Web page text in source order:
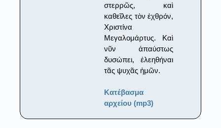
στερρῶς, καὶ
καθεῖλες τὸν ἐχθρόν,
Χριστίνα
Μεγαλομάρτυς. Καὶ
νῦν ἀπαύστως
δυσώπει, ἐλεηθήναι
τᾶς ψυχᾶς ἠμῶν.
Κατέβασμα
αρχείου (mp3)